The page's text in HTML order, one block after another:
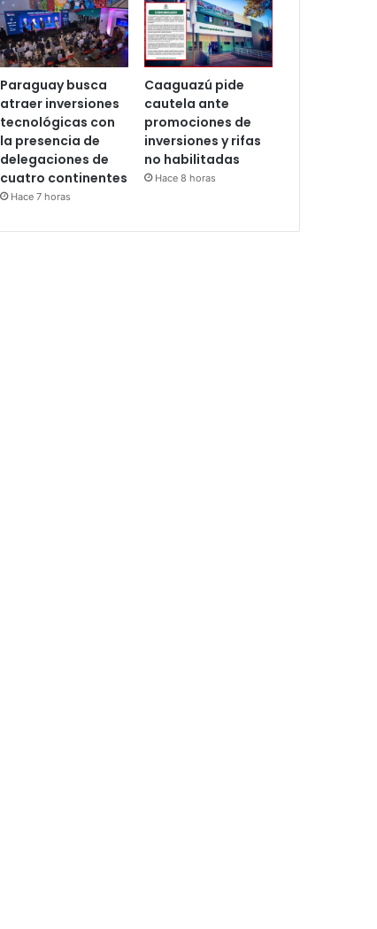
Paraguay busca
atraer inversiones
tecnológicas con
la presencia de
delegaciones de
cuatro continentes
Hace 7 horas
Caaguazú pide
cautela ante
promociones de
inversiones y rifas
no habilitadas
Hace 8 horas